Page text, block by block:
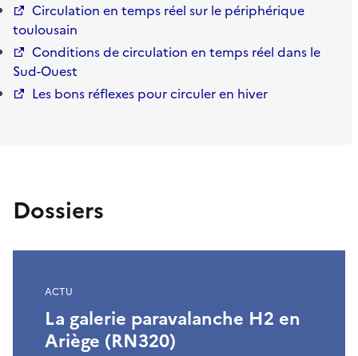
Circulation en temps réel sur le périphérique
toulousain
Conditions de circulation en temps réel dans le
Sud-Ouest
Les bons réflexes pour circuler en hiver
Dossiers
La galerie paravalanche H2 en
Ariège (RN320)
ACTU